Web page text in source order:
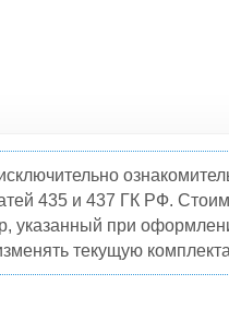
435 и 437 ГК РФ.
указанный при
текущую